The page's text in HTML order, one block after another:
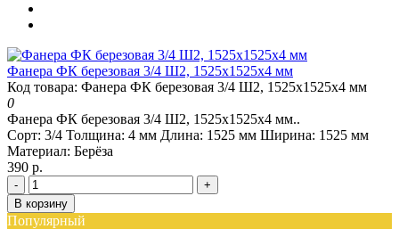
Фанера ФК березовая 3/4 Ш2, 1525х1525х4 мм
Код товара: Фанера ФК березовая 3/4 Ш2, 1525х1525х4 мм
0
Фанера ФК березовая 3/4 Ш2, 1525х1525х4 мм..
Сорт: 3/4 Толщина: 4 мм Длина: 1525 мм Ширина: 1525 мм
Материал: Берёза
390 р.
-
+
В корзину
Популярный